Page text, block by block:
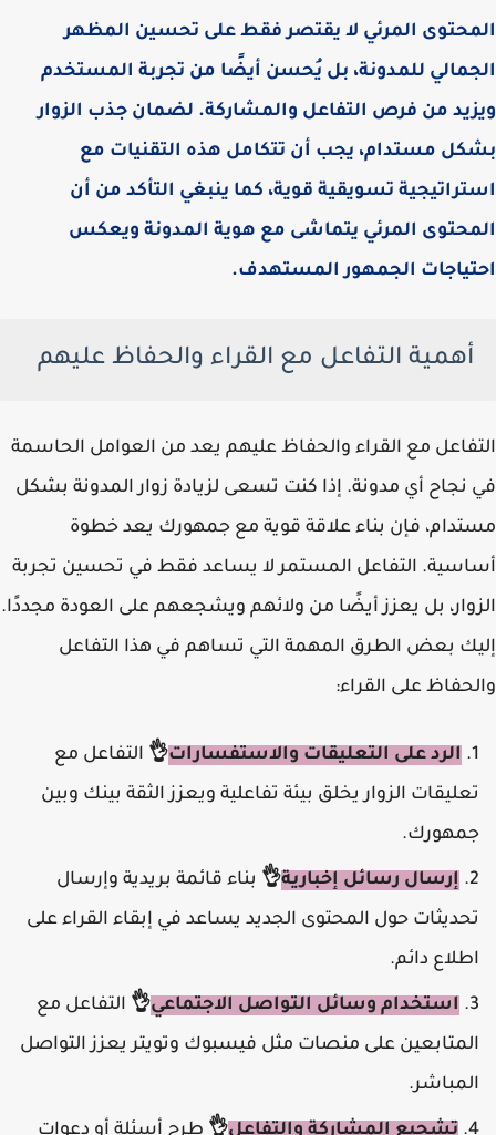
المحتوى المرئي لا يقتصر فقط على تحسين المظهر
الجمالي للمدونة، بل يُحسن أيضًا من تجربة المستخدم
ويزيد من فرص التفاعل والمشاركة. لضمان جذب الزوار
بشكل مستدام، يجب أن تتكامل هذه التقنيات مع
استراتيجية تسويقية قوية، كما ينبغي التأكد من أن
المحتوى المرئي يتماشى مع هوية المدونة ويعكس
احتياجات الجمهور المستهدف.
أهمية التفاعل مع القراء والحفاظ عليهم
التفاعل مع القراء والحفاظ عليهم يعد من العوامل الحاسمة
في نجاح أي مدونة. إذا كنت تسعى لزيادة زوار المدونة بشكل
مستدام، فإن بناء علاقة قوية مع جمهورك يعد خطوة
أساسية. التفاعل المستمر لا يساعد فقط في تحسين تجربة
الزوار، بل يعزز أيضًا من ولائهم ويشجعهم على العودة مجددًا.
إليك بعض الطرق المهمة التي تساهم في هذا التفاعل
والحفاظ على القراء:
الرد على التعليقات والاستفسارات👌 التفاعل مع
تعليقات الزوار يخلق بيئة تفاعلية ويعزز الثقة بينك وبين
جمهورك.
إرسال رسائل إخبارية👌 بناء قائمة بريدية وإرسال
تحديثات حول المحتوى الجديد يساعد في إبقاء القراء على
اطلاع دائم.
استخدام وسائل التواصل الاجتماعي👌 التفاعل مع
المتابعين على منصات مثل فيسبوك وتويتر يعزز التواصل
المباشر.
تشجيع المشاركة والتفاعل👌 طرح أسئلة أو دعوات